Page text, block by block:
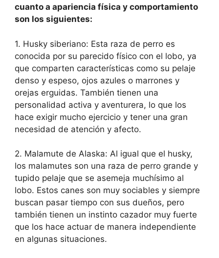
cuanto a apariencia física y comportamiento
son los siguientes:
1. Husky siberiano: Esta raza de perro es
conocida por su parecido físico con el lobo, ya
que comparten características como su pelaje
denso y espeso, ojos azules o marrones y
orejas erguidas. También tienen una
personalidad activa y aventurera, lo que los
hace exigir mucho ejercicio y tener una gran
necesidad de atención y afecto.
2. Malamute de Alaska: Al igual que el husky,
los malamutes son una raza de perro grande y
tupido pelaje que se asemeja muchísimo al
lobo. Estos canes son muy sociables y siempre
buscan pasar tiempo con sus dueños, pero
también tienen un instinto cazador muy fuerte
que los hace actuar de manera independiente
en algunas situaciones.